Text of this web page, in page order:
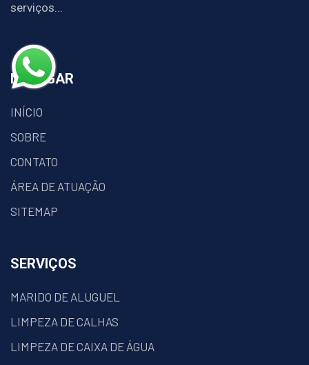
serviços...
NAVEGAR
INÍCIO
SOBRE
CONTATO
ÁREA DE ATUAÇÃO
SITEMAP
SERVIÇOS
MARIDO DE ALUGUEL
LIMPEZA DE CALHAS
LIMPEZA DE CAIXA DE ÁGUA